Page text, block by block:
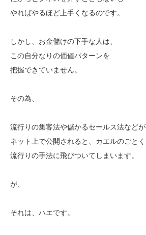
やればやるほど上手くなるのです。
しかし、お金儲けの下手な人は、
この自分なりの価値パターンを
把握できていません。
その為、
流行りの集客法や儲かるセールス法などが
ネット上で公開されると、カエルのごとく
流行りの手法に飛びついてしまいます。
が、
それは、ハエです。